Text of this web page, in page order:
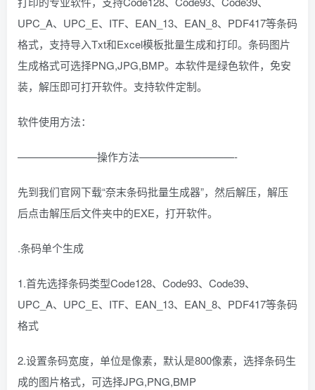
UPC_A、UPC_E、ITF、EAN_13、EAN_8、PDF417等条码
格式，支持导入Txt和Excel模板批量生成和打印。条码图片
生成格式可选择PNG,JPG,BMP。本软件是绿色软件，免安
装，解压即可打开软件。支持软件定制。
软件使用方法：
———————–操作方法—————————-
先到我们官网下载“奈末条码批量生成器”，然后解压，解压
后点击解压后文件夹中的EXE，打开软件。
.条码单个生成
1.首先选择条码类型Code128、Code93、Code39、
UPC_A、UPC_E、ITF、EAN_13、EAN_8、PDF417等条码
格式
2.设置条码宽度，单位是像素，默认是800像素，选择条码生
成的图片格式，可选择JPG,PNG,BMP